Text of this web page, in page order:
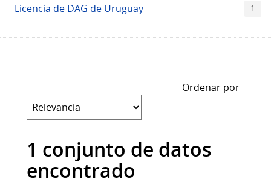
Licencia de DAG de Uruguay 1
Ordenar por
1 conjunto de datos
encontrado